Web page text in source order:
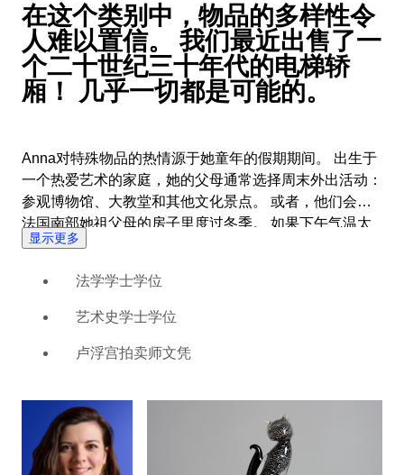
在这个类别中，物品的多样性令
人难以置信。 我们最近出售了一
个二十世纪三十年代的电梯轿
厢！ 几乎一切都是可能的。
Anna对特殊物品的热情源于她童年的假期期间。 出生于
一个热爱艺术的家庭，她的父母通常选择周末外出活动：
参观博物馆、大教堂和其他文化景点。 或者，他们会在
法国南部她祖父母的房子里度过冬季。 如果下午气温太
高，不能出门，Anna会在屋子里四处闲逛，寻找古董珍
离开过她。 在获得法律学士学位后，她决定追随自己的
热情攻读艺术史学士学位。 这为著名的卢浮宫学院打开
后的几年里，她在多家拍卖行工作，拍卖的物品从亚洲艺
会为自己的拍卖会精心挑选出色的发现：始终确保每个预
算都能找到藏品。
显示更多
法学学士学位
艺术史学士学位
卢浮宫拍卖师文凭